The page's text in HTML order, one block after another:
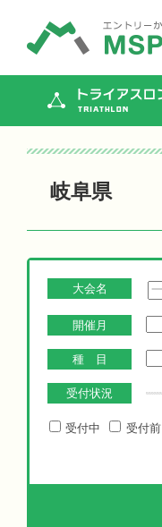
トライアスロン
岐阜県
大会名
開催月
種 目
受付状況
受付中 受付前